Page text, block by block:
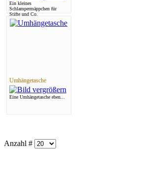
Ein kleines
Schlampermäppchen für
Stifte und Co.
Umhängetasche
Eine Umhängetasche eben...
Anzahl #